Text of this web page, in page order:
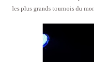
les plus grands tournois du